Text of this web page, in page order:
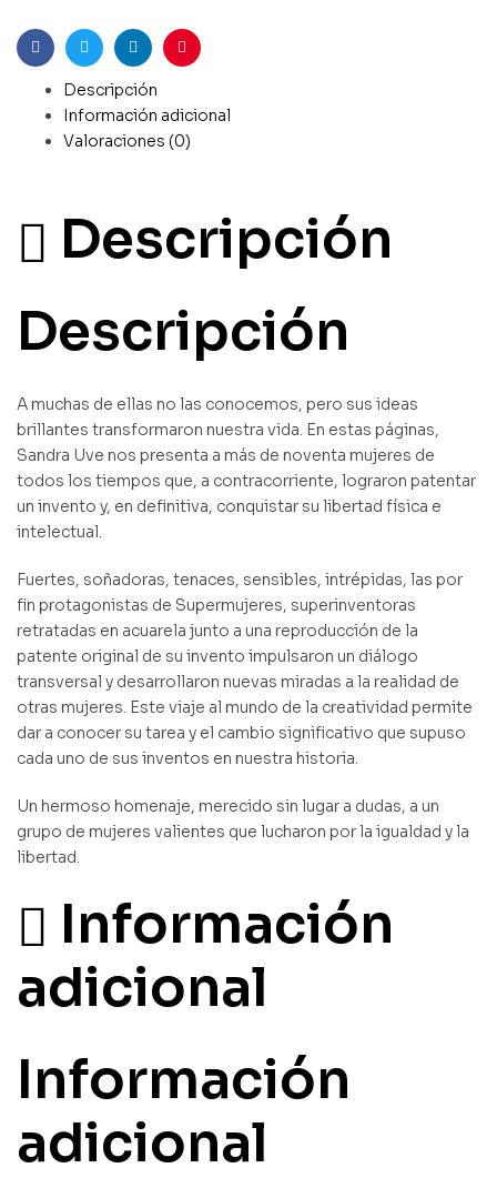
FacebookGorjeoLinkedInPinterest
Descripción
Información adicional
Valoraciones (0)
Descripción
Descripción
A muchas de ellas no las conocemos, pero sus ideas
brillantes transformaron nuestra vida. En estas páginas,
Sandra Uve nos presenta a más de noventa mujeres de
todos los tiempos que, a contracorriente, lograron patentar
un invento y, en definitiva, conquistar su libertad física e
intelectual.
Fuertes, soñadoras, tenaces, sensibles, intrépidas, las por
fin protagonistas de Supermujeres, superinventoras
retratadas en acuarela junto a una reproducción de la
patente original de su invento impulsaron un diálogo
transversal y desarrollaron nuevas miradas a la realidad de
otras mujeres. Este viaje al mundo de la creatividad permite
dar a conocer su tarea y el cambio significativo que supuso
cada uno de sus inventos en nuestra historia.
Un hermoso homenaje, merecido sin lugar a dudas, a un
grupo de mujeres valientes que lucharon por la igualdad y la
libertad.
Información
adicional
Información
adicional